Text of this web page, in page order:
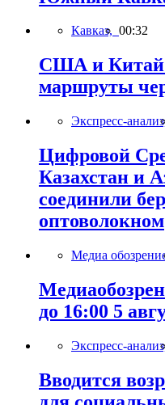
Кавказ, 00:32
США и Китай
маршруты
Экспресс-
Цифровой
Казахстан и
соединили
оптоволокном
Медиа
до 16:00 5
Экспресс-
Вводится